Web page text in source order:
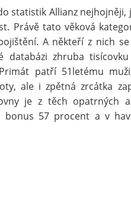
statistik Allianz nejhojněji,
Právě tato věková
A někteří z nich
databázi zhruba
patří 51letému
ale i zpětná zrcátka
je z těch opatrných
bonus 57 procent a v